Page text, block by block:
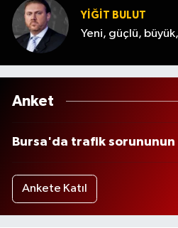
YİĞİT BULUT
Yeni, güçlü,
Anket
Bursa'da trafik sorununun
Ankete Katıl